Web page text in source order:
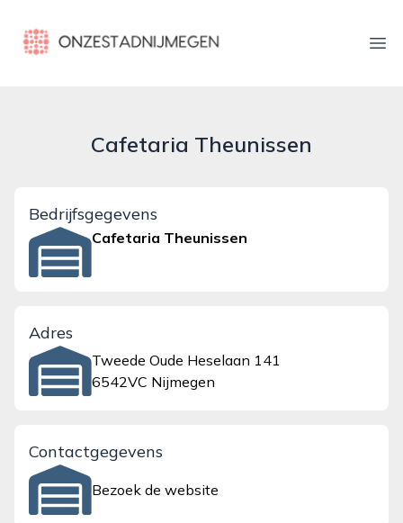
onzestadnijmegen.nl
Cafetaria Theunissen
Bedrijfsgegevens
Cafetaria Theunissen
Adres
Tweede Oude Heselaan 141
6542VC Nijmegen
Contactgegevens
Bezoek de website